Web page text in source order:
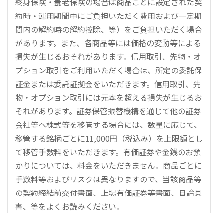
約時・運用期間中にご負担いただく費用および一定期
間内の解約時の解約控除、等）をご負担いただく場合
があります。また、各商品等には価格の変動等による
損失が生じるおそれがあります。信用取引、先物・オ
プション取引をご利用いただく場合は、所定の委託保
証金または委託証拠金をいただきます。信用取引、先
物・オプション取引には元本を超える損失が生じるお
それがあります。証券保管振替機構を通じて他の証券
会社等へ株式等を移管する場合には、数量に応じて、
移管する銘柄ごとに11,000円（税込み）を上限額とし
て移管手数料をいただきます。有価証券や金銭のお預
かりについては、料金をいただきません。商品ごとに
手数料等およびリスクは異なりますので、当該商品等
の契約締結前交付書面、上場有価証券等書面、目論見
書、等をよくお読みください。